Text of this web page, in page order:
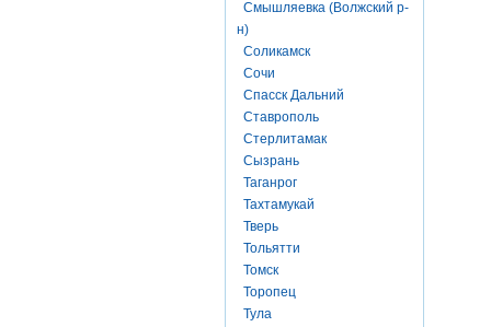
Смышляевка (Волжский р-
н)
Соликамск
Сочи
Спасск Дальний
Ставрополь
Стерлитамак
Сызрань
Таганрог
Тахтамукай
Тверь
Тольятти
Томск
Торопец
Тула